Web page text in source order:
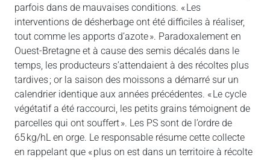
parfois dans de mauvaises conditions. « Les
interventions de désherbage ont été difficiles à réaliser,
tout comme les apports d’azote ». Paradoxalement en
Ouest-Bretagne et à cause des semis décalés dans le
temps, les producteurs s’attendaient à des récoltes plus
tardives ; or la saison des moissons a démarré sur un
calendrier identique aux années précédentes. « Le cycle
végétatif a été raccourci, les petits grains témoignent de
parcelles qui ont souffert ». Les PS sont de l’ordre de
65 kg/hL en orge. Le responsable résume cette collecte
en rappelant que « plus on est dans un territoire à récolte